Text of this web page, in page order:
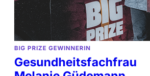
BIG PRIZE GEWINNERIN
Gesundheitsfachfrau